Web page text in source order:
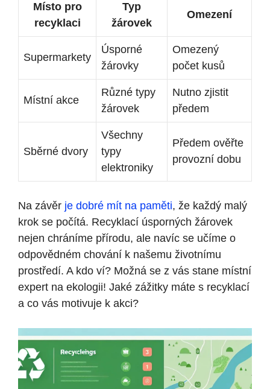
Místo pro
recyklaci
Typ
žárovek
Omezení
Supermarkety
Úsporné
žárovky
Omezený
počet kusů
Místní akce
Různé typy
žárovek
Nutno zjistit
předem
Sběrné dvory
Všechny
typy
elektroniky
Předem ověřte
provozní dobu
Na závěr je dobré mít na paměti, že každý malý
krok se počítá. Recyklací úsporných žárovek
nejen chráníme přírodu, ale navíc se učíme o
odpovědném chování k našemu životnímu
prostředí. A kdo ví? Možná se z vás stane místní
expert na ekologii! Jaké zážitky máte s recyklací
a co vás motivuje k akci?